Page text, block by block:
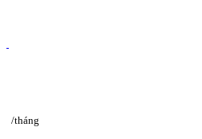
/tháng